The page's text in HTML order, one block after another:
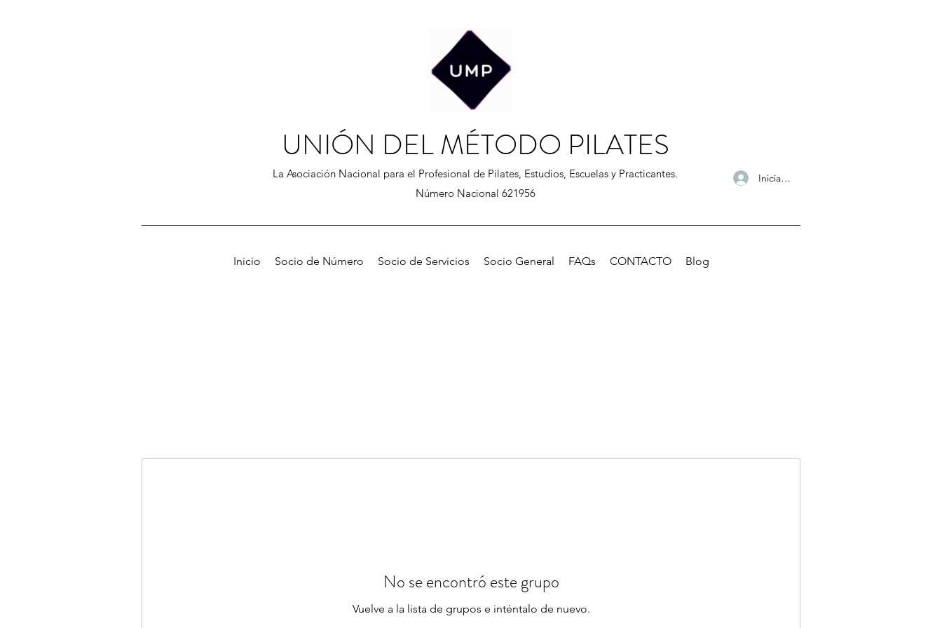
UNIÓN DEL MÉTODO PILATES
La Asociación Nacional para el Profesional de Pilates, Estudios, Escuelas y Practicantes.
Número Nacional 621956
Iniciar sesión
Inicio Socio de Número Socio de Servicios Socio General FAQs CONTACTO Blog
No se encontró este grupo
Vuelve a la lista de grupos e inténtalo de nuevo.